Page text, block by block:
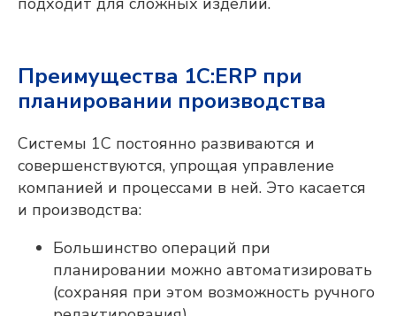
Преимущества 1С:ERP при
планировании производства
Системы 1С постоянно развиваются и
совершенствуются, упрощая управление
компанией и процессами в ней. Это касается
и производства:
Большинство операций при
планировании можно автоматизировать
(сохраняя при этом возможность ручного